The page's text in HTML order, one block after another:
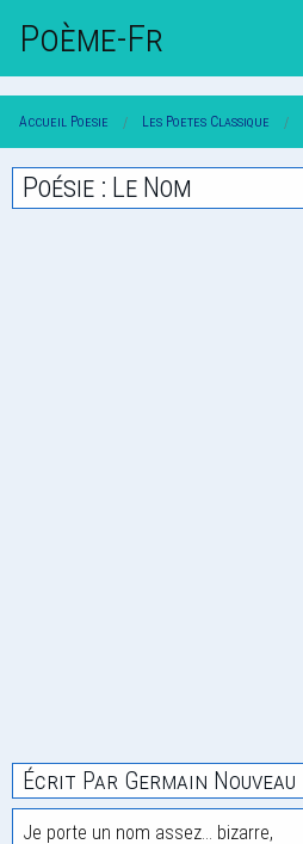
Poème-Fr
Accueil Poesie Les Poetes Classique
Poésie : Le Nom
Écrit Par Germain Nouveau
Je porte un nom assez... bizarre,